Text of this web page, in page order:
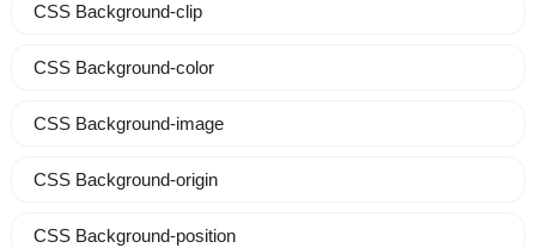
CSS Background-clip
CSS Background-color
CSS Background-image
CSS Background-origin
CSS Background-position